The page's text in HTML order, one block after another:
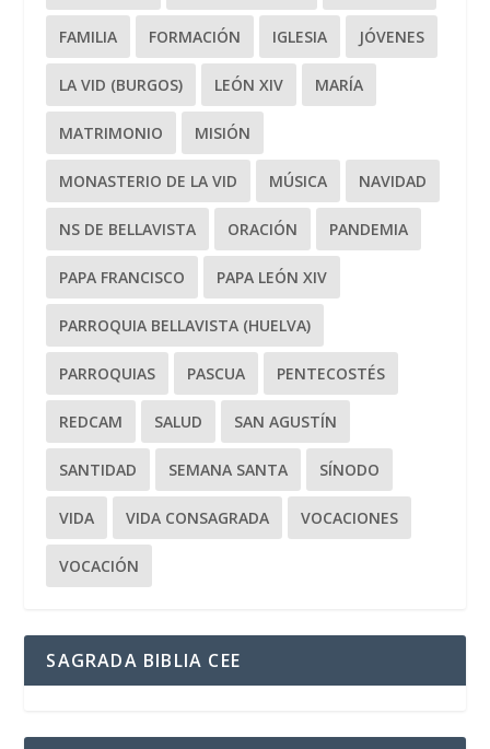
FAMILIA FORMACIÓN IGLESIA JÓVENES
LA VID (BURGOS) LEÓN XIV MARÍA
MATRIMONIO MISIÓN
MONASTERIO DE LA VID MÚSICA NAVIDAD
NS DE BELLAVISTA ORACIÓN PANDEMIA
PAPA FRANCISCO PAPA LEÓN XIV
PARROQUIA BELLAVISTA (HUELVA)
PARROQUIAS PASCUA PENTECOSTÉS
REDCAM SALUD SAN AGUSTÍN
SANTIDAD SEMANA SANTA SÍNODO
VIDA VIDA CONSAGRADA VOCACIONES
VOCACIÓN
SAGRADA BIBLIA CEE